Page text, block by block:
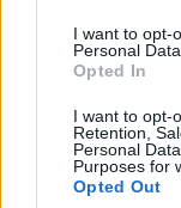
I want to opt-
Personal
Opted In
I want to opt-
Retention,
Personal
Purposes for
Opted Out
contrabbando,
cartelli della
seguire i
Guaidò e la
statunitense)